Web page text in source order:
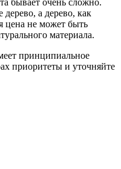
дерево, а дерево, как
цена не может быть
материала.
принципиальное
приоритеты и уточняйте